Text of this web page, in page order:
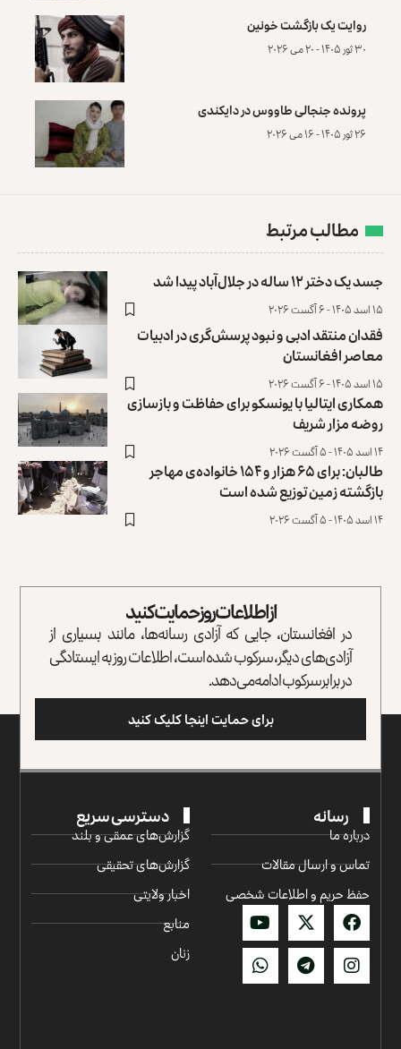
روایت یک بازگشت خونین
۳۰ ثور ۱۴۰۵ - ۲۰ می ۲۰۲۶
پرونده‌ جنجالی طاووس در دایکندی
۲۶ ثور ۱۴۰۵ - ۱۶ می ۲۰۲۶
مطالب مرتبط
جسد یک دختر ۱۲ ساله در جلال‌آباد پیدا شد
۱۵ اسد ۱۴۰۵ - ۶ آگست ۲۰۲۶
فقدان منتقد ادبی و نبود پرسش‌گری در ادبیات
معاصر افغانستان
۱۵ اسد ۱۴۰۵ - ۶ آگست ۲۰۲۶
همکاری ایتالیا با یونسکو برای حفاظت و بازسازی
روضه مزار شریف ‏
۱۴ اسد ۱۴۰۵ - ۵ آگست ۲۰۲۶
طالبان: برای ۶۵ هزار و ۱۵۴ خانواده‌ی مهاجر
بازگشته زمین توزیع ‏شده است
۱۴ اسد ۱۴۰۵ - ۵ آگست ۲۰۲۶
از اطلاعات روز حمایت کنید
در افغانستان، جایی که آزادی رسانه‌ها، مانند بسیاری از
آزادی‌های دیگر، سرکوب شده است، اطلاعات روز به ایستادگی
در برابر سرکوب ادامه می‌دهد.
برای حمایت اینجا کلیک کنید
رسانه
درباره ما
تماس و ارسال مقالات
حفظ حریم و اطلاعات شخصی
دسترسی سریع
گزارش‌‌های عمقی و بلند
گزارش‌های تحقیقی
اخبار ولایتی
منابع
زنان